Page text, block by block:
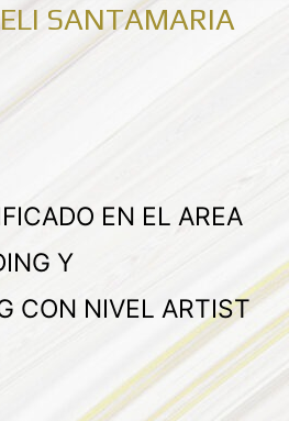
SANTAMARIA
EN EL AREA
Y
CON NIVEL ARTIST